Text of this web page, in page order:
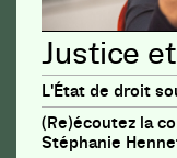
Justice
L'État de droit
(Re)écoutez la
Stéphanie